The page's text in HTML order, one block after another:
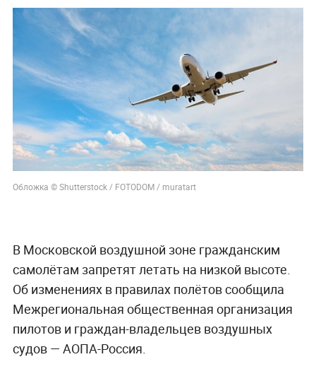
Обложка © Shutterstock / FOTODOM / muratart
В Московской воздушной зоне гражданским
самолётам запретят летать на низкой высоте.
Об изменениях в правилах полётов сообщила
Межрегиональная общественная организация
пилотов и граждан-владельцев воздушных
судов — АОПА-Россия.